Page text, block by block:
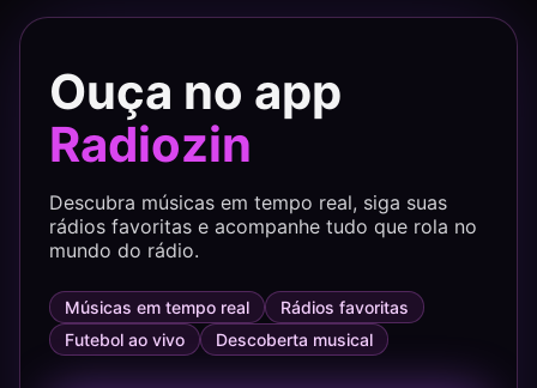
Ouça no app
Radiozin
Descubra músicas em tempo real, siga suas
rádios favoritas e acompanhe tudo que rola no
mundo do rádio.
Músicas em tempo real
Rádios favoritas
Futebol ao vivo
Descoberta musical